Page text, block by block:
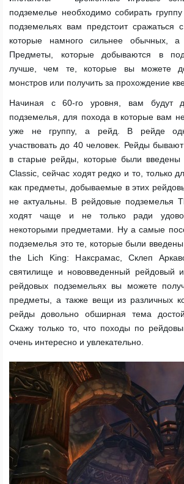
подземелье необходимо собирать
подземельях вам предстоит сражаться
которые намного сильнее обычных, а
Предметы, которые добываются в
лучше, чем те, которые вы можете
монстров или получить за прохождение
Начиная с 60-го уровня, вам будут
подземелья, для похода в которые вам
уже не группу, а рейд. В рейде
участвовать до 40 человек. Рейды
в старые рейды, которые были
Classic, сейчас ходят редко и то, только
как предметы, добываемые в этих
не актуальны. В рейдовые подземелья
ходят чаще и не только ради
некоторыми предметами. Ну а самые
подземелья это те, которые были
the Lich King: Наксрамас, Склеп
святилище и нововведенный рейдовый
рейдовых подземельях вы можете
предметы, а также вещи из различных
рейды довольно обширная тема
Скажу только то, что походы по
очень интересно и увлекательно.